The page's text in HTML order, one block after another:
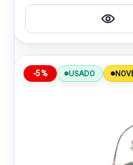
-5% USADO